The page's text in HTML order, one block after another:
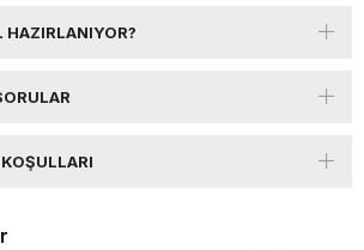
HAZIRLANIYOR?